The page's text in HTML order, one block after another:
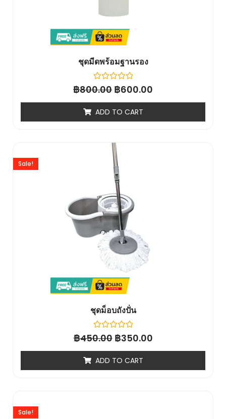
ชุดมีดพร้อมฐานรอง
Rated
0
5
฿800.00 ฿600.00
ADD TO CART
ชุดม็อบถังปั่น
Rated
0
5
Sale!
฿450.00 ฿350.00
ADD TO CART
Sale!